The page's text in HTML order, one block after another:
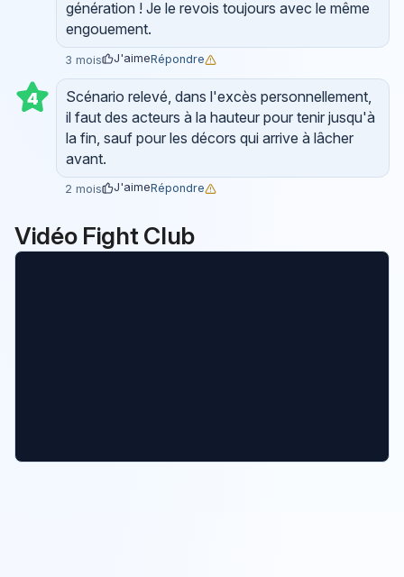
génération ! Je le revois toujours avec le même
engouement.
3 mois J'aimeRépondre
4
Scénario relevé, dans l'excès personnellement,
il faut des acteurs à la hauteur pour tenir jusqu'à
la fin, sauf pour les décors qui arrive à lâcher
avant.
2 mois J'aimeRépondre
Vidéo Fight Club